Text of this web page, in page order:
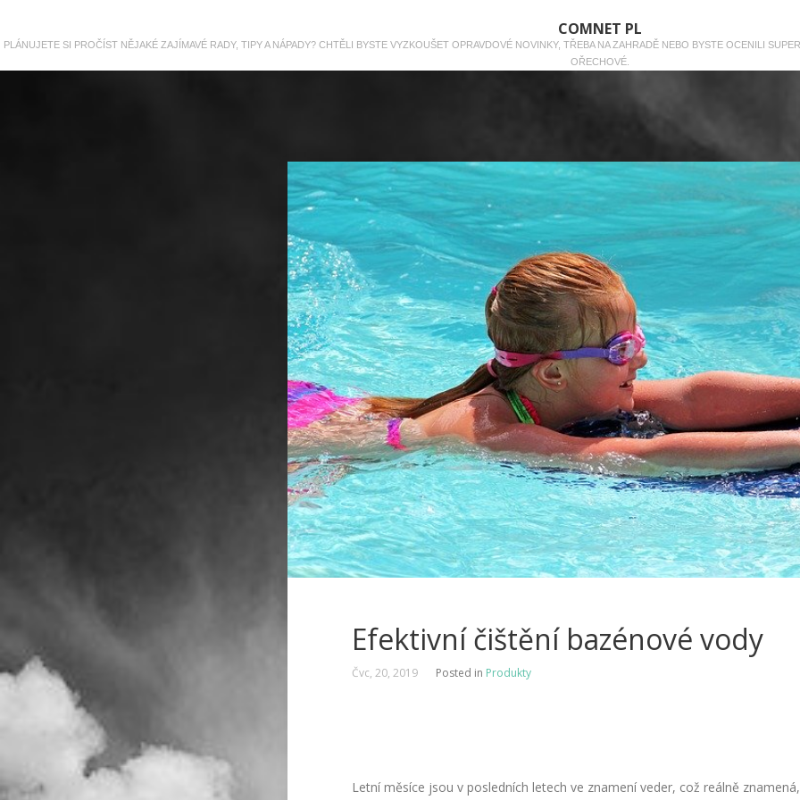
COMNET PL
PLÁNUJETE SI PROČÍST NĚJAKÉ ZAJÍMAVÉ RADY, TIPY A NÁPADY? CHTĚLI BYSTE VYZKOUŠET OPRAVDOVÉ NOVINKY, TŘEBA NA ZAHRADĚ NEBO BYSTE OCENILI
OŘECHOVÉ.
Efektivní čištění bazénové vody
Čvc, 20, 2019 Posted in Produkty
Letní měsíce jsou v posledních letech ve znamení veder, což reálně